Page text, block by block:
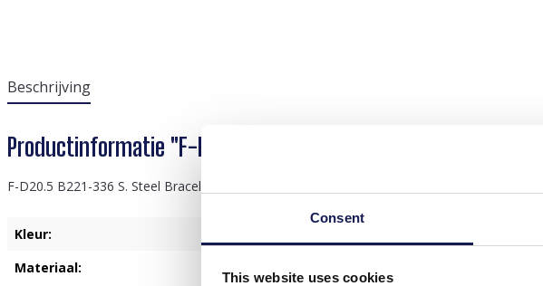
Consent
This website uses cookies
Beschrijving
Productinformatie "F-D20.5 B221-336 S. Steel Bracelet
F-D20.5 B221-336 S. Steel Bracelet Glassbeads Elastic Red
Kleur:
Materiaal: